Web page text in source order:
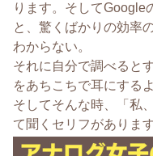
ります。そしてGoogle
と、驚くばかりの効率
わからない。
それに自分で調べると
をあちこちで耳にする
そしてそんな時、「私
て聞くセリフがあります